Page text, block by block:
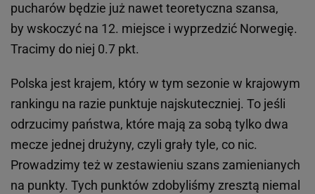
pucharów będzie już nawet teoretyczna szansa,
by wskoczyć na 12. miejsce i wyprzedzić Norwegię.
Tracimy do niej 0.7 pkt.
Polska jest krajem, który w tym sezonie w krajowym
rankingu na razie punktuje najskuteczniej. To jeśli
odrzucimy państwa, które mają za sobą tylko dwa
mecze jednej drużyny, czyli grały tyle, co nic.
Prowadzimy też w zestawieniu szans zamienianych
na punkty. Tych punktów zdobyliśmy zresztą niemal